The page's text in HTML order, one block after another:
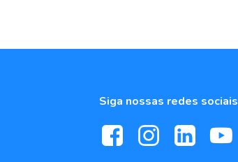
Siga nossas redes sociais